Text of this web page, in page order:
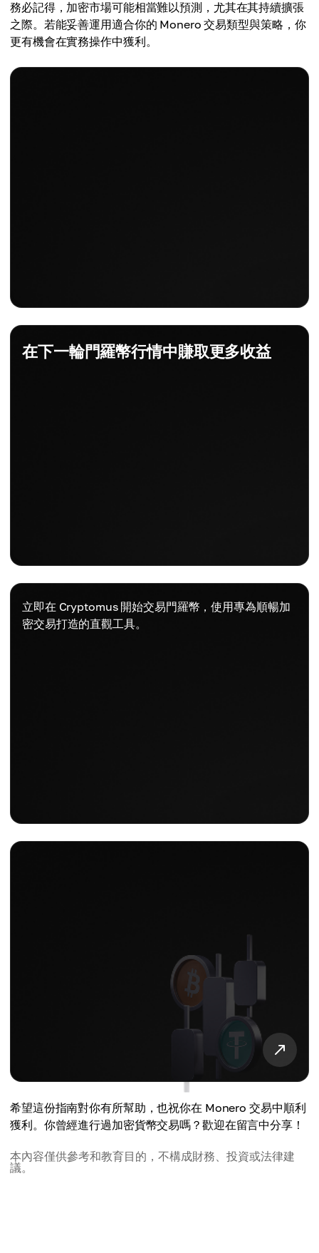
務必記得，加密市場可能相當難以預測，尤其在其持續擴張
之際。若能妥善運用適合你的 Monero 交易類型與策略，你
更有機會在實務操作中獲利。
在下一輪門羅幣行情中賺取更多收益
立即在 Cryptomus 開始交易門羅幣，使用專為順暢加
密交易打造的直觀工具。
希望這份指南對你有所幫助，也祝你在 Monero 交易中順利
獲利。你曾經進行過加密貨幣交易嗎？歡迎在留言中分享！
本內容僅供參考和教育目的，不構成財務、投資或法律建
議。